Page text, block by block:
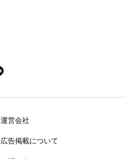
運営会社
広告掲載について